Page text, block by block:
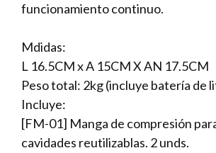
funcionamiento continuo.
Mdidas:
L 16.5CM x A 15CM X AN 17.5CM
Peso total: 2kg (incluye batería de
Incluye:
[FM-01] Manga de compresión
cavidades reutilizablas. 2 unds.